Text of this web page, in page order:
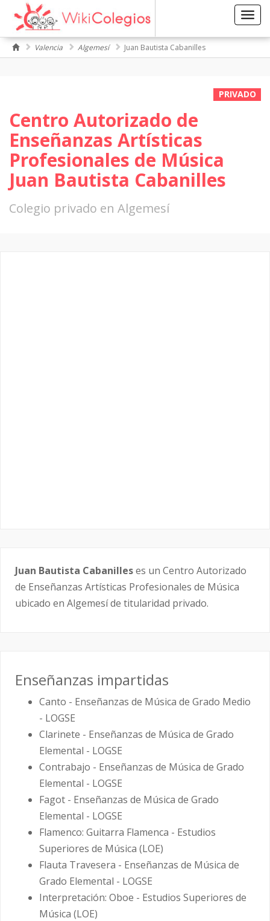
Valencia Algemesí Juan Bautista Cabanilles
PRIVADO
Centro Autorizado de
Enseñanzas Artísticas
Profesionales de Música
Juan Bautista Cabanilles
Colegio privado en Algemesí
Juan Bautista Cabanilleses un Centro Autorizado
de Enseñanzas Artísticas Profesionales de Música
ubicado en Algemesí de titularidad privado.
Enseñanzas impartidas
Canto - Enseñanzas de Música de Grado Medio
- LOGSE
Clarinete - Enseñanzas de Música de Grado
Elemental - LOGSE
Contrabajo - Enseñanzas de Música de Grado
Elemental - LOGSE
Fagot - Enseñanzas de Música de Grado
Elemental - LOGSE
Flamenco: Guitarra Flamenca - Estudios
Superiores de Música (LOE)
Flauta Travesera - Enseñanzas de Música de
Grado Elemental - LOGSE
Interpretación: Oboe - Estudios Superiores de
Música (LOE)